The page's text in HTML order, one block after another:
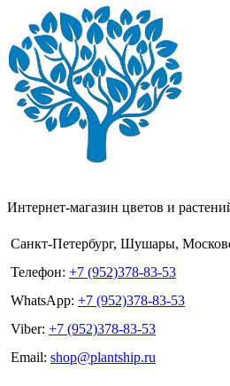
Интернет-магазин цветов и
Санкт-Петербург, Шушары,
Телефон: +7 (952)378-83-53
WhatsApp: +7 (952)378-83-53
Viber: +7 (952)378-83-53
Email: shop@plantship.ru